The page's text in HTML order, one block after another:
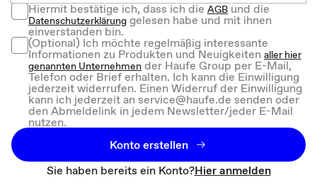
Hiermit bestätige ich, dass ich dieAGBund die
Datenschutzerklärung gelesen habe und mit ihnen
einverstanden bin.
(Optional) Ich möchte regelmäßig interessante
Informationen zu Produkten und Neuigkeiten aller hier
genannten Unternehmen der Haufe Group per E-Mail,
Telefon oder Brief erhalten. Ich kann die Einwilligung
jederzeit widerrufen. Einen Widerruf der Einwilligung
kann ich jederzeit an service@haufe.de senden oder
den Abmeldelink in jedem Newsletter/jeder E-Mail
nutzen.
Konto erstellen
Sie haben bereits ein Konto?Hier anmelden